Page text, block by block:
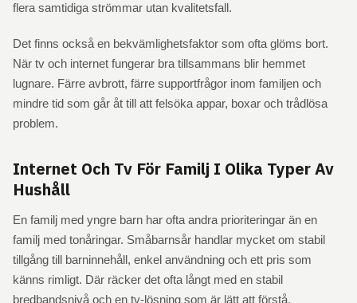
flera samtidiga strömmar utan kvalitetsfall.
Det finns också en bekvämlighetsfaktor som ofta glöms bort.
När tv och internet fungerar bra tillsammans blir hemmet
lugnare. Färre avbrott, färre supportfrågor inom familjen och
mindre tid som går åt till att felsöka appar, boxar och trådlösa
problem.
Internet Och Tv För Familj I Olika Typer Av
Hushåll
En familj med yngre barn har ofta andra prioriteringar än en
familj med tonåringar. Småbarnsår handlar mycket om stabil
tillgång till barninnehåll, enkel användning och ett pris som
känns rimligt. Där räcker det ofta långt med en stabil
bredbandsnivå och en tv-lösning som är lätt att förstå.